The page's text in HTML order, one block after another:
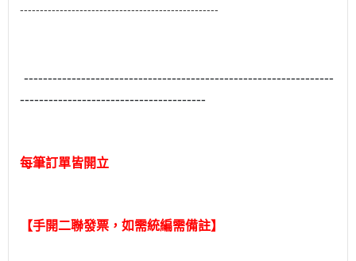
--------------------------------------------------
-----------------------------------------------------------------
---------------------------------------
每筆訂單皆開立
【手開二聯發票，如需統編需備註】